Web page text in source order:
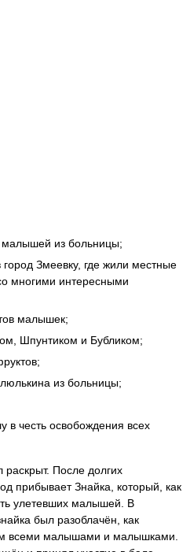
малышей из больницы;
Змеевку, где жили местные
многими интересными
малышек;
Шпунтиком и Бубликом;
из больницы;
в честь освобождения всех
После долгих
прибывает Знайка, который, как
улетевших малышей. В
был разоблачён, как
всеми малышами и малышками.